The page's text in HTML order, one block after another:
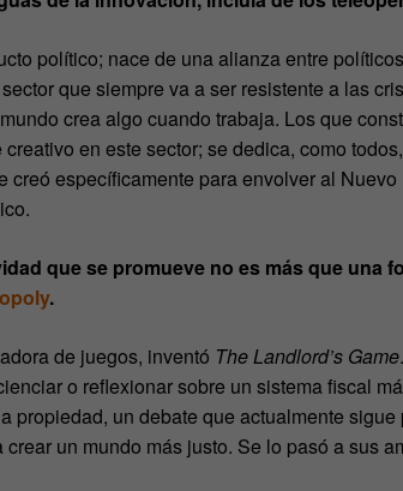
político; nace de una alianza entre
que siempre va a ser resistente a las
crea algo cuando trabaja. Los que
en este sector; se dedica, como
creó específicamente para envolver al
que se promueve no es más que una
.
de juegos, inventó The Landlord’s Game
o reflexionar sobre un sistema fiscal
propiedad, un debate que actualmente
un mundo más justo. Se lo pasó a sus